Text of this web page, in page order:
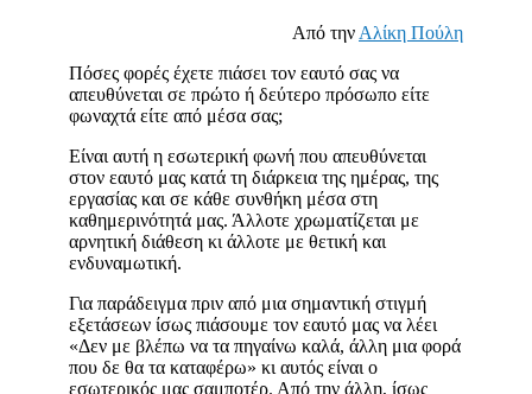
Από την Αλίκη Πούλη
Πόσες φορές έχετε πιάσει τον εαυτό σας να
απευθύνεται σε πρώτο ή δεύτερο πρόσωπο είτε
φωναχτά είτε από μέσα σας;
Είναι αυτή η εσωτερική φωνή που απευθύνεται
στον εαυτό μας κατά τη διάρκεια της ημέρας, της
εργασίας και σε κάθε συνθήκη μέσα στη
καθημερινότητά μας. Άλλοτε χρωματίζεται με
αρνητική διάθεση κι άλλοτε με θετική και
ενδυναμωτική.
Για παράδειγμα πριν από μια σημαντική στιγμή
εξετάσεων ίσως πιάσουμε τον εαυτό μας να λέει
«Δεν με βλέπω να τα πηγαίνω καλά, άλλη μια φορά
που δε θα τα καταφέρω» κι αυτός είναι ο
εσωτερικός μας σαμποτέρ. Από την άλλη, ίσως